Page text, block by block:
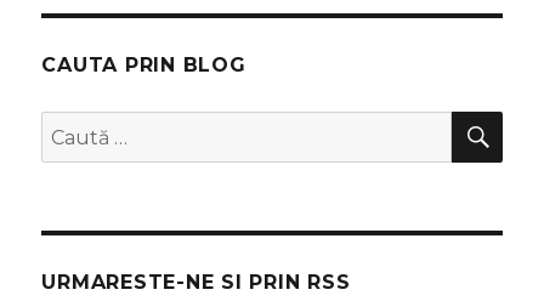
CAUTA PRIN BLOG
Caută
după:
URMARESTE-NE SI PRIN RSS